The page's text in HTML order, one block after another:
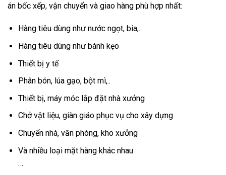
án bốc xếp, vận chuyển và giao hàng phù hợp nhất:
Hàng tiêu dùng như nước ngọt, bia,..
Hàng tiêu dùng như bánh kẹo
Thiết bị y tế
Phân bón, lúa gạo, bột mì,..
Thiết bị, máy móc lắp đặt nhà xưởng
Chở vật liệu, giàn giáo phục vụ cho xây dựng
Chuyển nhà, văn phòng, kho xưởng
Và nhiều loại mặt hàng khác nhau
…